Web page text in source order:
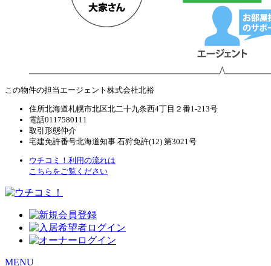
この物件の担当エージェント 株式会社北裕
住所北海道札幌市北区北二十九条西4丁目２番1-213号
電話0117580111
取引形態仲介
宅建免許番号北海道知事 石狩免許(12) 第3021号
ウチコミ！利用の流れは
こちらをご覧ください
MENU